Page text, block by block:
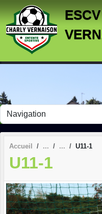
Accueil U11-1
U11-1
Panneau de gestion des